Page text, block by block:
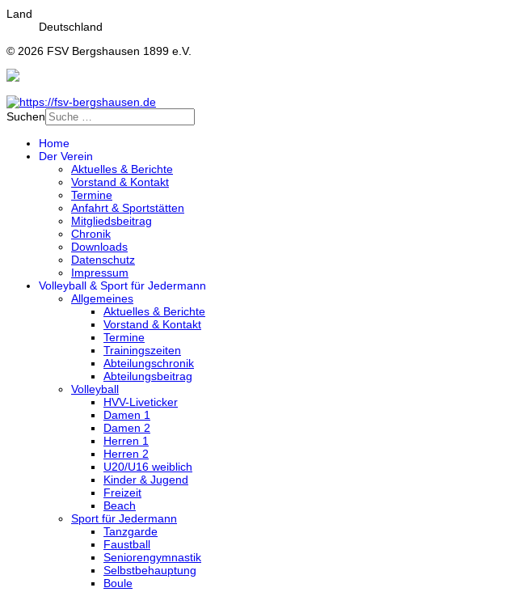
Land
Deutschland
© 2026 FSV Bergshausen 1899 e.V.
Suchen
Home
Der Verein
Aktuelles & Berichte
Vorstand & Kontakt
Termine
Anfahrt & Sportstätten
Mitgliedsbeitrag
Chronik
Downloads
Datenschutz
Impressum
Volleyball & Sport für Jedermann
Allgemeines
Aktuelles & Berichte
Vorstand & Kontakt
Termine
Trainingszeiten
Abteilungschronik
Abteilungsbeitrag
Volleyball
HVV-Liveticker
Damen 1
Damen 2
Herren 1
Herren 2
U20/U16 weiblich
Kinder & Jugend
Freizeit
Beach
Sport für Jedermann
Tanzgarde
Faustball
Seniorengymnastik
Selbstbehauptung
Boule